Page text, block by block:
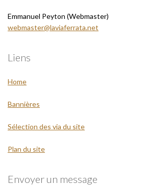
Emmanuel Peyton (Webmaster)
webmaster@laviaferrata.net
Liens
Home
Bannières
Sélection des via du site
Plan du site
Envoyer un message